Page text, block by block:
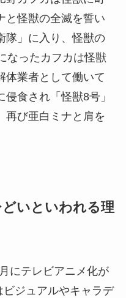
と怪獣の全滅を誓い
隊」に入り、怪獣の
なったカフカは怪獣
体業者として働いて
食され「怪獣8号」
再び亜白ミナと肩を
どいといわれる理
にテレビアニメ化が
ジュアルやキャラデ